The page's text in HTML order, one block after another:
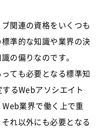
関連の資格をいくつも
準的な知識や業界の決
の偏りなのです。
ても必要となる標準知
るWebアソシエイト
業界で働く上で重
れ以外にも必要となる